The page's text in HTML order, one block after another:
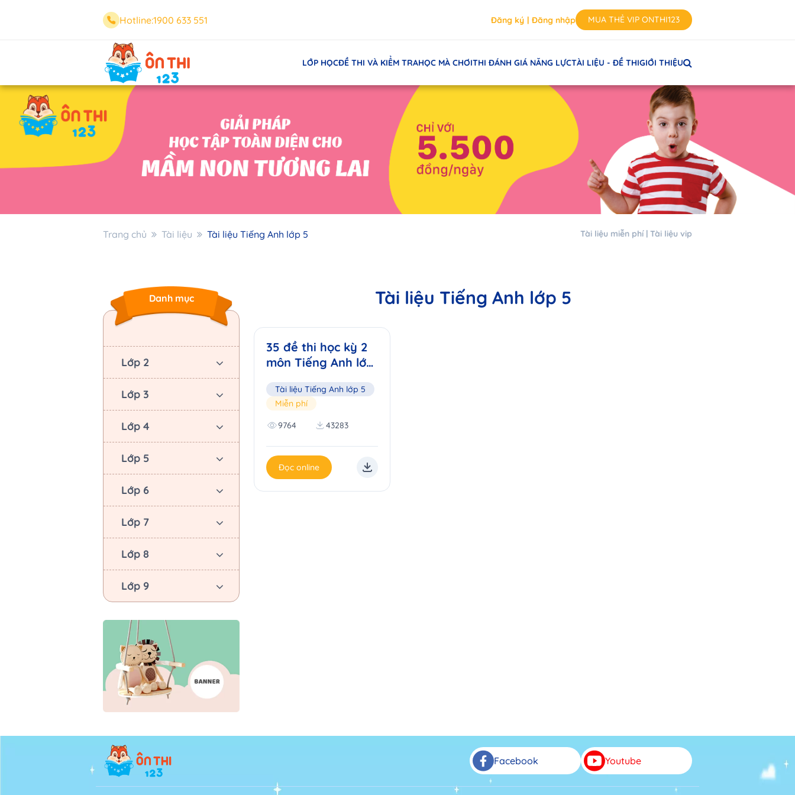
Hotline:1900 633 551 Đăng ký Đăng nhập MUA THẺ VIP ONTHI123
LỚP HỌCĐỀ THI VÀ KIỂM TRAHỌC MÀ CHƠITHI ĐÁNH GIÁ NĂNG LỰCTÀI LIỆU - ĐỀ THIGIỚI THIỆU
Trang chủ Tài liệu Tài liệu Tiếng Anh lớp 5 Tài liệu miễn phí Tài liệu vip
Danh mục
Lớp 2
Lớp 3
Lớp 4
Lớp 5
Lớp 6
Lớp 7
Lớp 8
Lớp 9
Tài liệu Tiếng Anh lớp 5
35 đề thi học kỳ 2
môn Tiếng Anh lớp
Tài liệu Tiếng Anh lớp 5
Miễn phí
9764 43283
Đọc online
Facebook Youtube